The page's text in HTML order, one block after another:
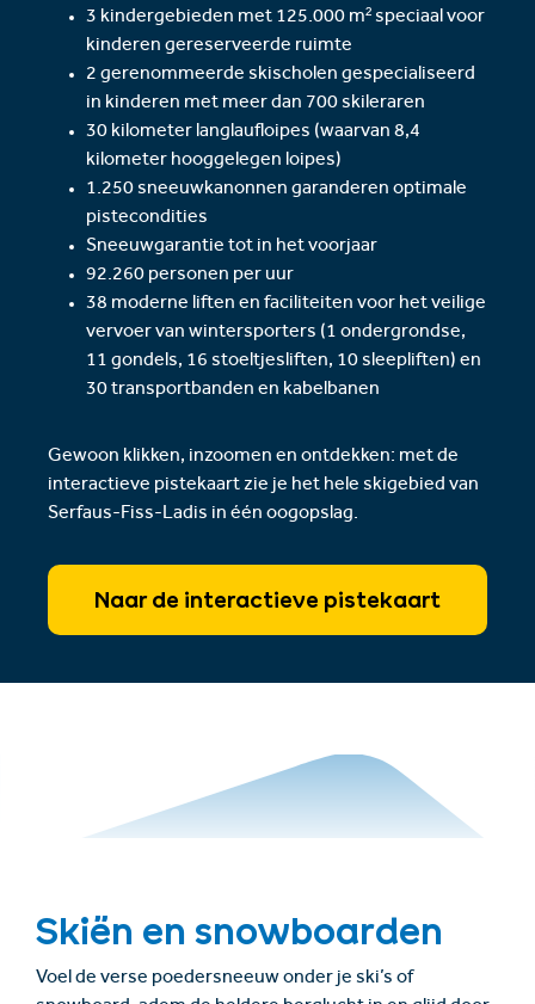
3 kindergebieden met 125.000 m² speciaal voor
kinderen gereserveerde ruimte
2 gerenommeerde skischolen gespecialiseerd
in kinderen met meer dan 700 skileraren
30 kilometer langlaufloipes (waarvan 8,4
kilometer hooggelegen loipes)
1.250 sneeuwkanonnen garanderen optimale
pistecondities
Sneeuwgarantie tot in het voorjaar
92.260 personen per uur
38 moderne liften en faciliteiten voor het veilige
vervoer van wintersporters (1 ondergrondse,
11 gondels, 16 stoeltjesliften, 10 sleepliften) en
30 transportbanden en kabelbanen
Gewoon klikken, inzoomen en ontdekken: met de
interactieve pistekaart zie je het hele skigebied van
Serfaus-Fiss-Ladis in één oogopslag.
Naar de interactieve pistekaart
Skiën en snowboarden
Voel de verse poedersneeuw onder je ski’s of